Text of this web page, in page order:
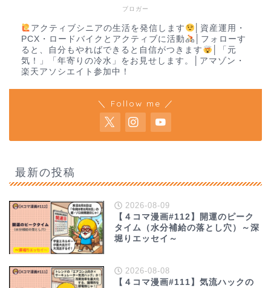
ブロガー
アクティブシニアの生活を発信します
│資産運用・
PCX・ロードバイクとアクティブに活動
│フォローす
ると、自分もやればできると自信がつきます
│「元
気！」「年寄りの冷水」をお見せします。│アマゾン・
楽天アソシエイト参加中！
＼ Follow me ／
最新の投稿
2026-08-09
【４コマ漫画#112】開運のピーク
タイム（水分補給の落とし穴）～深
堀りエッセイ～
2026-08-08
【４コマ漫画#111】気流ハックの